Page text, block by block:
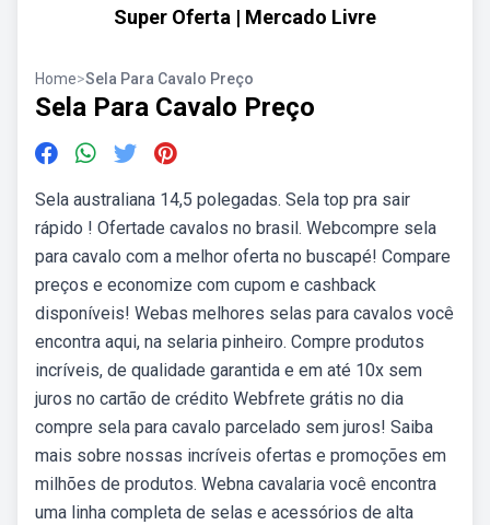
Super Oferta | Mercado Livre
Home>Sela Para Cavalo Preço
Sela Para Cavalo Preço
Sela australiana 14,5 polegadas. Sela top pra sair
rápido ! Ofertade cavalos no brasil. Webcompre sela
para cavalo com a melhor oferta no buscapé! Compare
preços e economize com cupom e cashback
disponíveis! Webas melhores selas para cavalos você
encontra aqui, na selaria pinheiro. Compre produtos
incríveis, de qualidade garantida e em até 10x sem
juros no cartão de crédito Webfrete grátis no dia
compre sela para cavalo parcelado sem juros! Saiba
mais sobre nossas incríveis ofertas e promoções em
milhões de produtos. Webna cavalaria você encontra
uma linha completa de selas e acessórios de alta